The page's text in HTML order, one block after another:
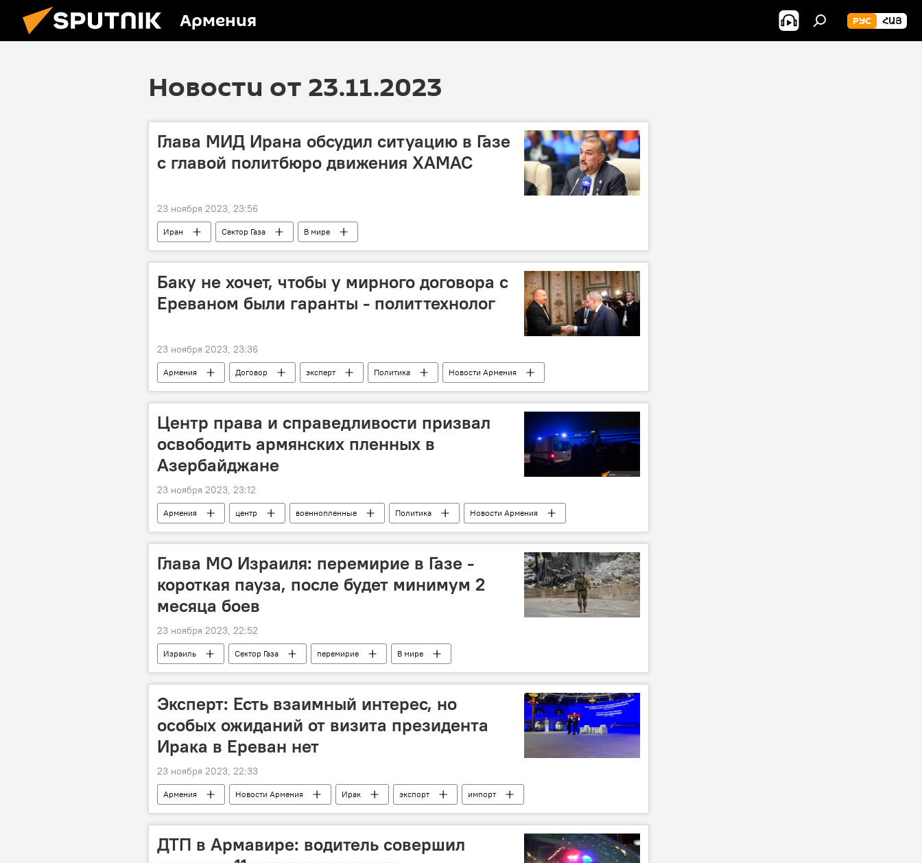
Армения РУС ՀԱՅ
Новости от 23.11.2023
Глава МИД Ирана обсудил ситуацию в Газе
с главой политбюро движения ХАМАС
23 ноября 2023, 23:56
Иран Сектор Газа В мире
Баку не хочет, чтобы у мирного договора с
Ереваном были гаранты - политтехнолог
23 ноября 2023, 23:36
Армения Договор эксперт Политика Новости Армения
Центр права и справедливости призвал
освободить армянских пленных в
Азербайджане
23 ноября 2023, 23:12
Армения центр военнопленные Политика Новости Армения
Глава МО Израиля: перемирие в Газе -
короткая пауза, после будет минимум 2
месяца боев
23 ноября 2023, 22:52
Израиль Сектор Газа перемирие В мире
Эксперт: Есть взаимный интерес, но
особых ожиданий от визита президента
Ирака в Ереван нет
23 ноября 2023, 22:33
Армения Новости Армения Ирак экспорт
импорт
Экономика
отношения Арабский мир Ближний Восток
ДТП в Армавире: водитель совершил